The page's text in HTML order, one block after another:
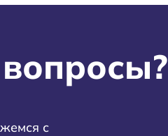
с